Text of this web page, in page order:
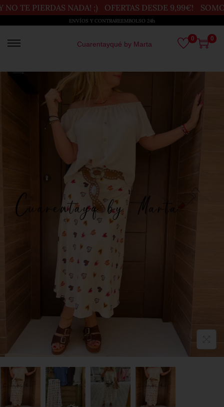
TE PIERDAS NADA! ;) OFERTAS DESDE 9,99€! SOMOS
ENVÍOS Y CONTRAREEMBOLSO 24h
Cuarentayqué by Marta
0 0